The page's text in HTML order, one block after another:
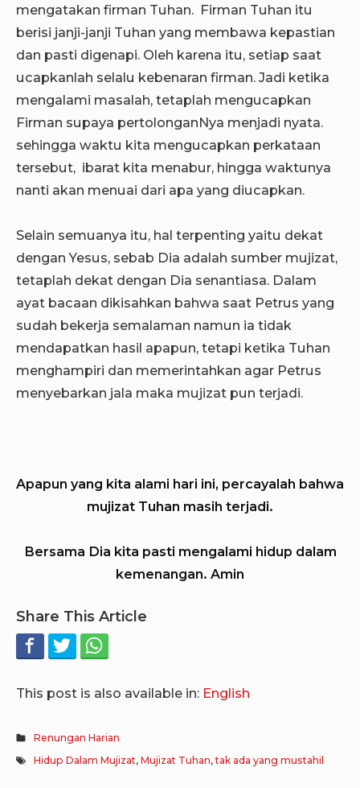
mengatakan firman Tuhan. Firman Tuhan itu
berisi janji-janji Tuhan yang membawa kepastian
dan pasti digenapi. Oleh karena itu, setiap saat
ucapkanlah selalu kebenaran firman. Jadi ketika
mengalami masalah, tetaplah mengucapkan
Firman supaya pertolonganNya menjadi nyata.
sehingga waktu kita mengucapkan perkataan
tersebut, ibarat kita menabur, hingga waktunya
nanti akan menuai dari apa yang diucapkan.
Selain semuanya itu, hal terpenting yaitu dekat
dengan Yesus, sebab Dia adalah sumber mujizat,
tetaplah dekat dengan Dia senantiasa. Dalam
ayat bacaan dikisahkan bahwa saat Petrus yang
sudah bekerja semalaman namun ia tidak
mendapatkan hasil apapun, tetapi ketika Tuhan
menghampiri dan memerintahkan agar Petrus
menyebarkan jala maka mujizat pun terjadi.
Apapun yang kita alami hari ini, percayalah bahwa
mujizat Tuhan masih terjadi.
Bersama Dia kita pasti mengalami hidup dalam
kemenangan. Amin
Share This Article
This post is also available in: English
Renungan Harian
Hidup Dalam Mujizat,Mujizat Tuhan,tak ada yang mustahil